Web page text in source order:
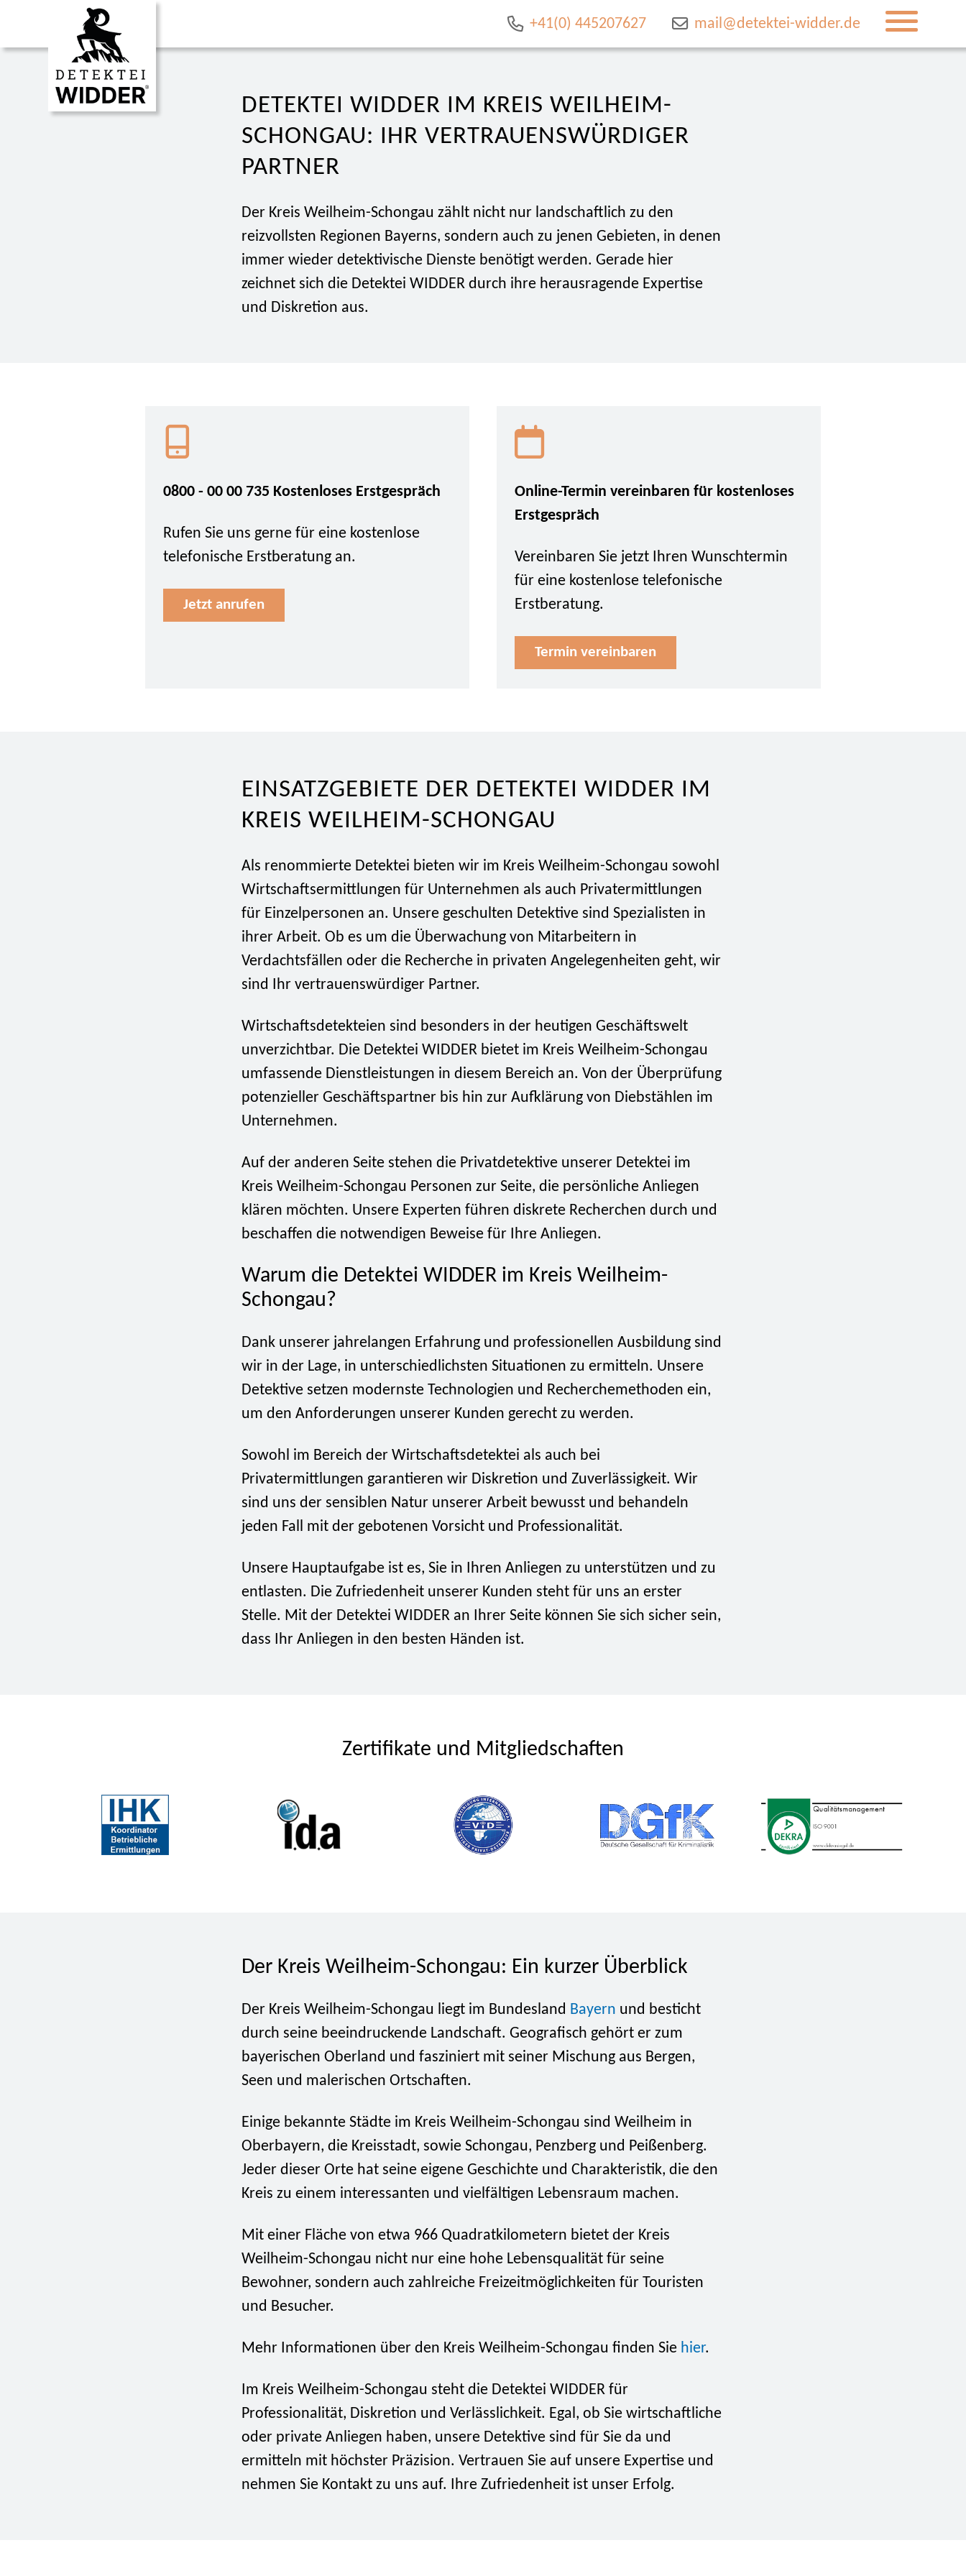
+41(0) 445207627 mail@detektei-widder.de
DETEKTEI WIDDER IM KREIS WEILHEIM-
SCHONGAU: IHR VERTRAUENSWÜRDIGER
PARTNER
Der Kreis Weilheim-Schongau zählt nicht nur landschaftlich zu den
reizvollsten Regionen Bayerns, sondern auch zu jenen Gebieten, in denen
immer wieder detektivische Dienste benötigt werden. Gerade hier
zeichnet sich die Detektei WIDDER durch ihre herausragende Expertise
und Diskretion aus.
0800 - 00 00 735 Kostenloses Erstgespräch
Rufen Sie uns gerne für eine kostenlose
telefonische Erstberatung an.
Jetzt anrufen
Online-Termin vereinbaren für kostenloses
Erstgespräch
Vereinbaren Sie jetzt Ihren Wunschtermin
für eine kostenlose telefonische
Erstberatung.
Termin vereinbaren
EINSATZGEBIETE DER DETEKTEI WIDDER IM
KREIS WEILHEIM-SCHONGAU
Als renommierte Detektei bieten wir im Kreis Weilheim-Schongau sowohl
Wirtschaftsermittlungen für Unternehmen als auch Privatermittlungen
für Einzelpersonen an. Unsere geschulten Detektive sind Spezialisten in
ihrer Arbeit. Ob es um die Überwachung von Mitarbeitern in
Verdachtsfällen oder die Recherche in privaten Angelegenheiten geht, wir
sind Ihr vertrauenswürdiger Partner.
Wirtschaftsdetekteien sind besonders in der heutigen Geschäftswelt
unverzichtbar. Die Detektei WIDDER bietet im Kreis Weilheim-Schongau
umfassende Dienstleistungen in diesem Bereich an. Von der Überprüfung
potenzieller Geschäftspartner bis hin zur Aufklärung von Diebstählen im
Unternehmen.
Auf der anderen Seite stehen die Privatdetektive unserer Detektei im
Kreis Weilheim-Schongau Personen zur Seite, die persönliche Anliegen
klären möchten. Unsere Experten führen diskrete Recherchen durch und
beschaffen die notwendigen Beweise für Ihre Anliegen.
Warum die Detektei WIDDER im Kreis Weilheim-
Schongau?
Dank unserer jahrelangen Erfahrung und professionellen Ausbildung sind
wir in der Lage, in unterschiedlichsten Situationen zu ermitteln. Unsere
Detektive setzen modernste Technologien und Recherchemethoden ein,
um den Anforderungen unserer Kunden gerecht zu werden.
Sowohl im Bereich der Wirtschaftsdetektei als auch bei
Privatermittlungen garantieren wir Diskretion und Zuverlässigkeit. Wir
sind uns der sensiblen Natur unserer Arbeit bewusst und behandeln
jeden Fall mit der gebotenen Vorsicht und Professionalität.
Unsere Hauptaufgabe ist es, Sie in Ihren Anliegen zu unterstützen und zu
entlasten. Die Zufriedenheit unserer Kunden steht für uns an erster
Stelle. Mit der Detektei WIDDER an Ihrer Seite können Sie sich sicher sein,
dass Ihr Anliegen in den besten Händen ist.
Zertifikate und Mitgliedschaften
Der Kreis Weilheim-Schongau: Ein kurzer Überblick
Der Kreis Weilheim-Schongau liegt im Bundesland Bayern und besticht
durch seine beeindruckende Landschaft. Geografisch gehört er zum
bayerischen Oberland und fasziniert mit seiner Mischung aus Bergen,
Seen und malerischen Ortschaften.
Einige bekannte Städte im Kreis Weilheim-Schongau sind Weilheim in
Oberbayern, die Kreisstadt, sowie Schongau, Penzberg und Peißenberg.
Jeder dieser Orte hat seine eigene Geschichte und Charakteristik, die den
Kreis zu einem interessanten und vielfältigen Lebensraum machen.
Mit einer Fläche von etwa 966 Quadratkilometern bietet der Kreis
Weilheim-Schongau nicht nur eine hohe Lebensqualität für seine
Bewohner, sondern auch zahlreiche Freizeitmöglichkeiten für Touristen
und Besucher.
Mehr Informationen über den Kreis Weilheim-Schongau finden Sie hier.
Im Kreis Weilheim-Schongau steht die Detektei WIDDER für
Professionalität, Diskretion und Verlässlichkeit. Egal, ob Sie wirtschaftliche
oder private Anliegen haben, unsere Detektive sind für Sie da und
ermitteln mit höchster Präzision. Vertrauen Sie auf unsere Expertise und
nehmen Sie Kontakt zu uns auf. Ihre Zufriedenheit ist unser Erfolg.